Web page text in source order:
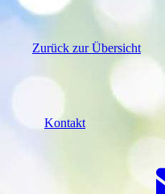
Zurück zur Übersicht
Kontakt